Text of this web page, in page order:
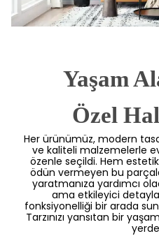
Yaşam
Özel
Her ürünümüz, modern
ve kaliteli malzemelerle
özenle seçildi. Hem
ödün vermeyen bu
yaratmanıza yardımcı
ama etkileyici
fonksiyonelliği bir arada
Tarzınızı yansıtan bir